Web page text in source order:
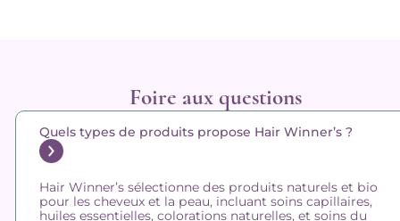
Foire aux questions
Quels types de produits propose Hair Winner’s ?
Hair Winner’s sélectionne des produits naturels et bio
pour les cheveux et la peau, incluant soins capillaires,
huiles essentielles, colorations naturelles, et soins du